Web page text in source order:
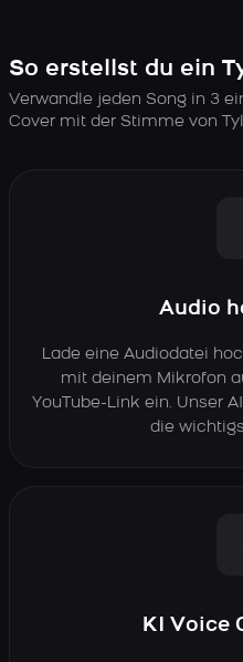
So erstellst du ein
Verwandle jeden Song in 3
Cover mit der Stimme von
Audio
Lade eine Audiodatei
mit deinem Mikrofon
YouTube-Link ein. Unser
die
KI Voice